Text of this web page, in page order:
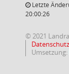
Letzte
20:00:26
© 2021
Umsetzung: